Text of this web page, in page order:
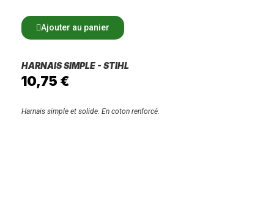
Ajouter au panier
HARNAIS SIMPLE - STIHL
10,75 €
Harnais simple et solide. En coton renforcé.